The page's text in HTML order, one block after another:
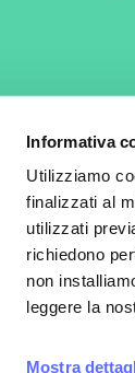
Informativa
Utilizziamo
finalizzati al
utilizzati
richiedono
non
leggere la
Mostra
nella
Alessandra